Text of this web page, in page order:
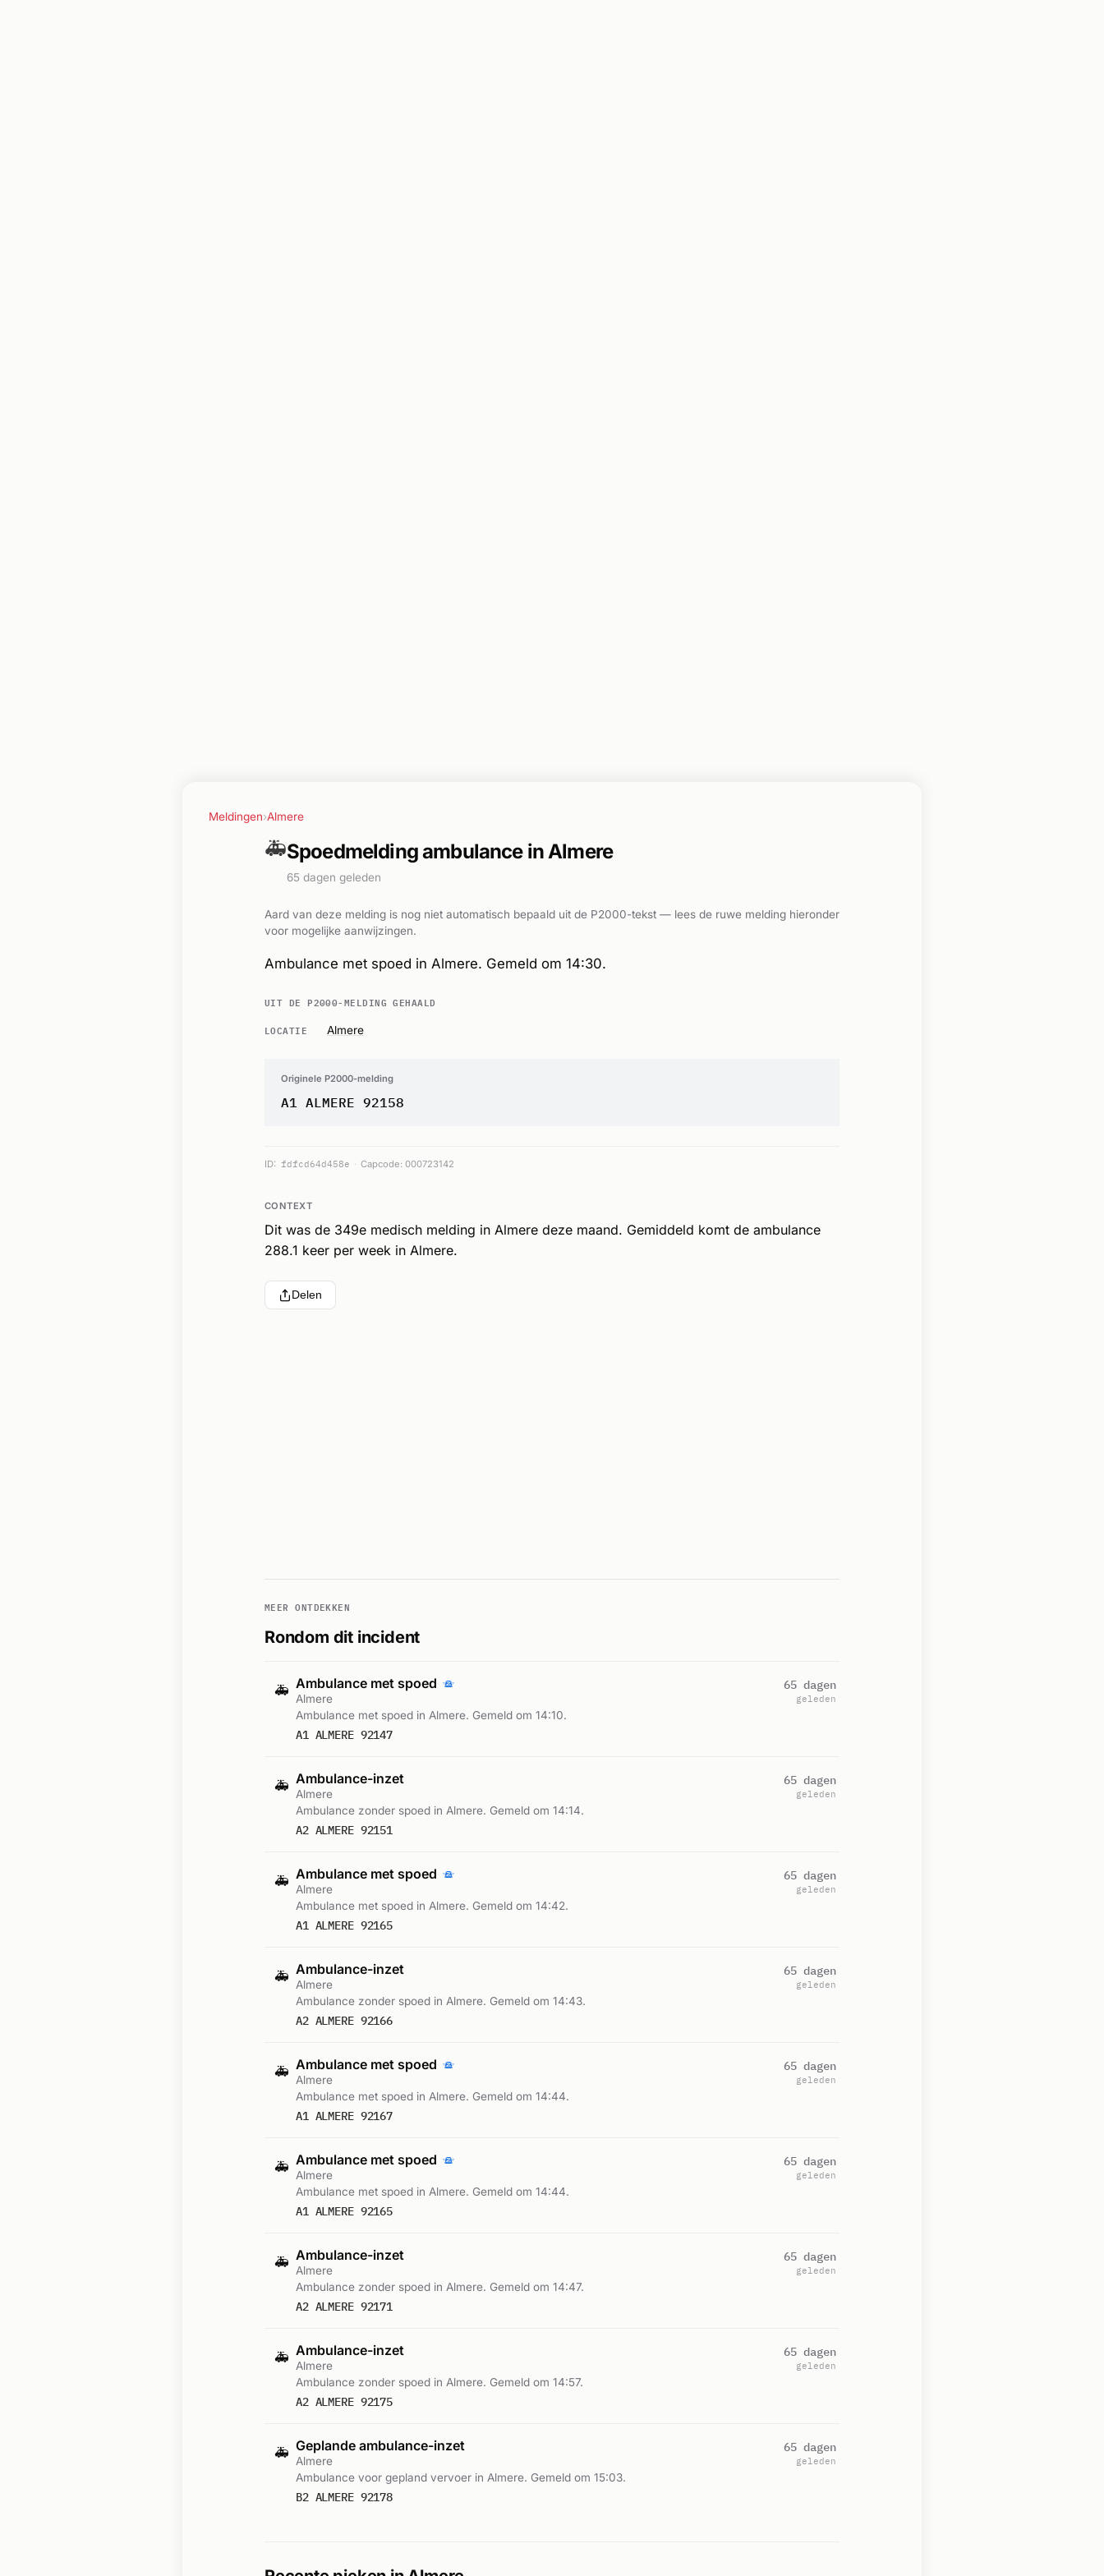
Meldingen›Almere
🚑Spoedmelding ambulance in Almere
65 dagen geleden
Aard van deze melding is nog niet automatisch bepaald uit de P2000-tekst — lees de ruwe melding hieronder
voor mogelijke aanwijzingen.
Ambulance met spoed in Almere. Gemeld om 14:30.
UIT DE P2000-MELDING GEHAALD
LOCATIE
Almere
Originele P2000-melding
A1 ALMERE 92158
ID: fdfcd64d458e Capcode: 000723142
CONTEXT
Dit was de 349e medisch melding in Almere deze maand. Gemiddeld komt de ambulance
288.1 keer per week in Almere.
Delen
MEER ONTDEKKEN
Rondom dit incident
🚑 Ambulance met spoed
Almere
Ambulance met spoed in Almere. Gemeld om 14:10.
A1 ALMERE 92147
65 dagen
geleden
🚑 Ambulance-inzet
Almere
Ambulance zonder spoed in Almere. Gemeld om 14:14.
A2 ALMERE 92151
65 dagen
geleden
🚑 Ambulance met spoed
Almere
Ambulance met spoed in Almere. Gemeld om 14:42.
A1 ALMERE 92165
65 dagen
geleden
🚑 Ambulance-inzet
Almere
Ambulance zonder spoed in Almere. Gemeld om 14:43.
A2 ALMERE 92166
65 dagen
geleden
🚑 Ambulance met spoed
Almere
Ambulance met spoed in Almere. Gemeld om 14:44.
A1 ALMERE 92167
65 dagen
geleden
🚑 Ambulance met spoed
Almere
Ambulance met spoed in Almere. Gemeld om 14:44.
A1 ALMERE 92165
65 dagen
geleden
🚑 Ambulance-inzet
Almere
Ambulance zonder spoed in Almere. Gemeld om 14:47.
A2 ALMERE 92171
65 dagen
geleden
🚑 Ambulance-inzet
Almere
Ambulance zonder spoed in Almere. Gemeld om 14:57.
A2 ALMERE 92175
65 dagen
geleden
🚑 Geplande ambulance-inzet
Almere
Ambulance voor gepland vervoer in Almere. Gemeld om 15:03.
B2 ALMERE 92178
65 dagen
geleden